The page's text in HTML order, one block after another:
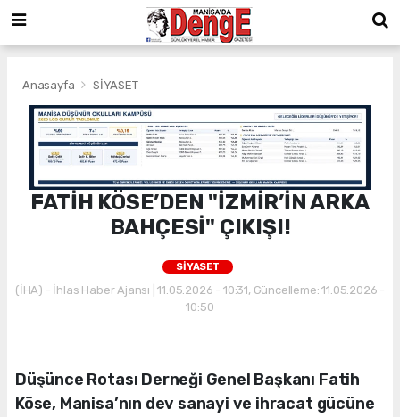
Anasayfa SİYASET
FATİH KÖSE’DEN "İZMİR’İN ARKA
BAHÇESİ" ÇIKIŞI!
SİYASET
(İHA) - İhlas Haber Ajansı | 11.05.2026 - 10:31, Güncelleme: 11.05.2026 -
10:50
Düşünce Rotası Derneği Genel Başkanı Fatih
Köse, Manisa’nın dev sanayi ve ihracat gücüne